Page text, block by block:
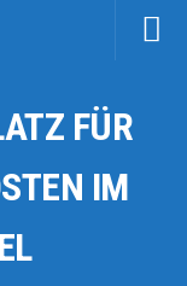
FÜR
IM